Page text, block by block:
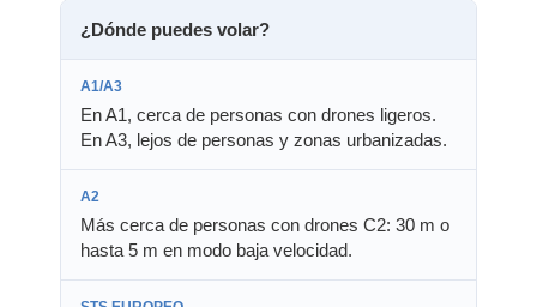
¿Dónde puedes volar?
En A1, cerca de personas con drones ligeros.
En A3, lejos de personas y zonas urbanizadas.
Más cerca de personas con drones C2: 30 m o
hasta 5 m en modo baja velocidad.